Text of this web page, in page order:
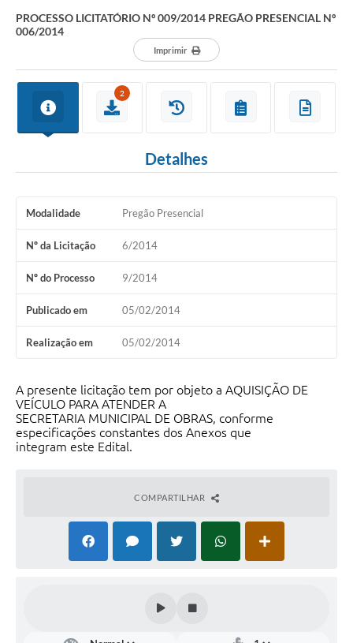
PROCESSO LICITATÓRIO Nº 009/2014 PREGÃO PRESENCIAL Nº
006/2014
Imprimir
2
Detalhes
Modalidade Pregão Presencial
Nº da Licitação 6/2014
Nº do Processo 9/2014
Publicado em 05/02/2014
Realização em 05/02/2014
A presente licitação tem por objeto a AQUISIÇÃO DE
VEÍCULO PARA ATENDER A
SECRETARIA MUNICIPAL DE OBRAS, conforme
especificações constantes dos Anexos que
integram este Edital.
COMPARTILHAR